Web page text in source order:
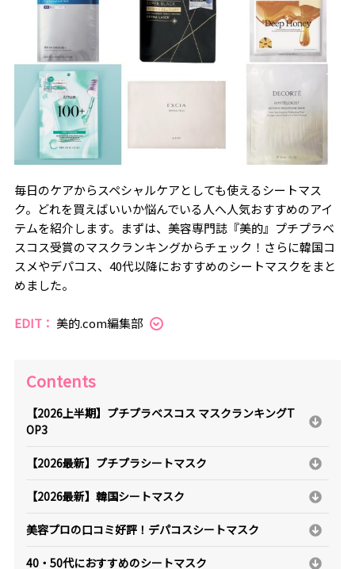
毎日のケアからスペシャルケアとしても使えるシートマス
ク。どれを買えばいいか悩んでいる人へ人気おすすめのアイ
テムを紹介します。まずは、美容専門誌『美的』プチプラベ
スコス受賞のマスクランキングからチェック！さらに韓国コ
スメやデパコス、40代以降におすすめのシートマスクをまと
めました。
EDIT： 美的.com編集部
Contents
【2026上半期】プチプラベスコス マスクランキングT
OP3
【2026最新】プチプラシートマスク
【2026最新】韓国シートマスク
美容プロの口コミ好評！デパコスシートマスク
40・50代におすすめのシートマスク